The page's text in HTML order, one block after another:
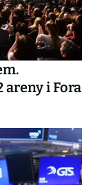
areny i Fora